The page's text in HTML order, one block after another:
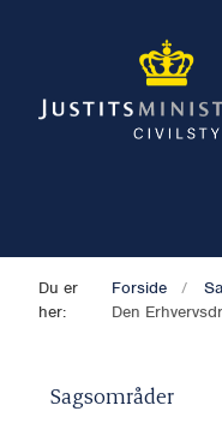
Du er
her:
Forside
Den
Sagsområder